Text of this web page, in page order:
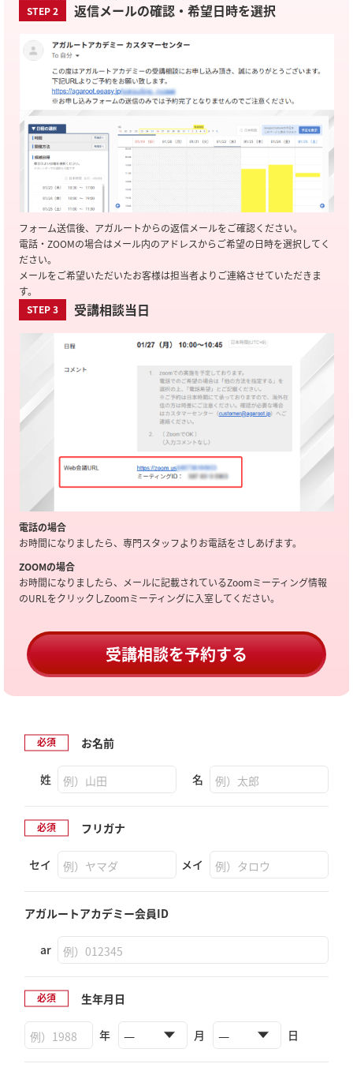
STEP 2
返信メールの確認・希望日時を選択
フォーム送信後、アガルートからの返信メールをご確認ください。
電話・ZOOMの場合はメール内のアドレスからご希望の日時を選択してく
ださい。
メールをご希望いただいたお客様は担当者よりご連絡させていただきま
す。
STEP 3
受講相談当日
電話の場合
お時間になりましたら、専門スタッフよりお電話をさしあげます。
ZOOMの場合
お時間になりましたら、メールに記載されているZoomミーティング情報
のURLをクリックしZoomミーティングに入室してください。
受講相談を予約する
お名前
姓 名
フリガナ
セイ メイ
アガルートアカデミー会員ID
ar
生年月日
年 月 日